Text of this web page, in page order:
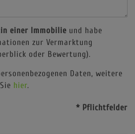
einer Immobilie und habe
zur Vermarktung
oder Bewertung).
Daten, weitere
hier.
* Pflichtfelder